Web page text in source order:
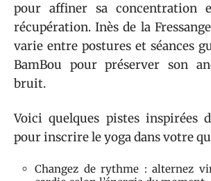
pour affiner sa concentration
récupération. Inès de la
varie entre postures et séances
BamBou pour préserver son
bruit.
Voici quelques pistes inspirées
pour inscrire le yoga dans votre
Changez de rythme : alternez